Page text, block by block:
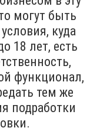
могут быть
куда
18 лет, есть
функционал,
тем же
подработки